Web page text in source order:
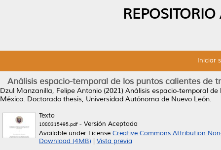
Iniciar
Análisis espacio-temporal de los puntos calientes de
Dzul Manzanilla, Felipe Antonio (2021) Análisis espacio-temporal de
México. Doctorado thesis, Universidad Autónoma de Nuevo León.
Texto
1080315495.pdf- Versión Aceptada
Available under License Creative Commons Attribution
Download (4MB)
Vista previa